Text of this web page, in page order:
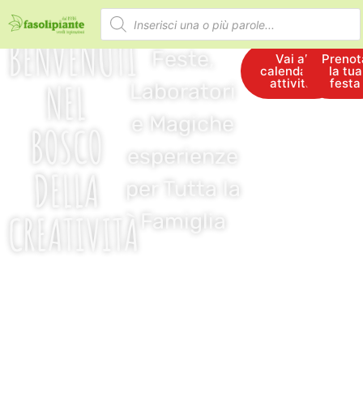
BENVENUTI
NEL
BOSCO
DELLA
CREATIVITÀ
Feste,
Laboratori
e Magiche
esperienze
per Tutta la
Famiglia
Vai al
calendario
attività
la tua
festa